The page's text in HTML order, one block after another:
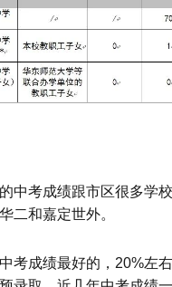
中考成绩跟市区很多学
二和嘉定世外。
考成绩最好的，20%左